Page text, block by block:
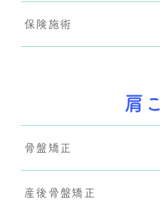
保険施術
肩
骨盤矯正
産後骨盤矯正